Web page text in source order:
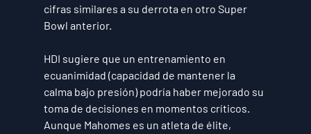
cifras similares a su derrota en otro Super
Bowl anterior.
HDI sugiere que un entrenamiento en
ecuanimidad (capacidad de mantener la
calma bajo presión) podría haber mejorado su
toma de decisiones en momentos críticos.
Aunque Mahomes es un atleta de élite,